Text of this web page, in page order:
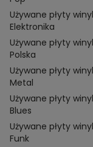
Używane płyty
Elektronika
Używane płyty
Polska
Używane płyty
Metal
Używane płyty
Blues
Używane płyty
Funk